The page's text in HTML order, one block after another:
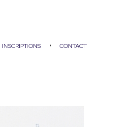
INSCRIPTIONS CONTACT